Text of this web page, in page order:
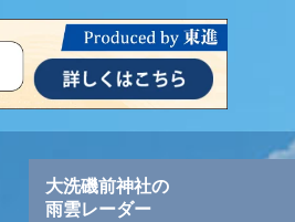
大洗磯前神社の
雨雲レーダー